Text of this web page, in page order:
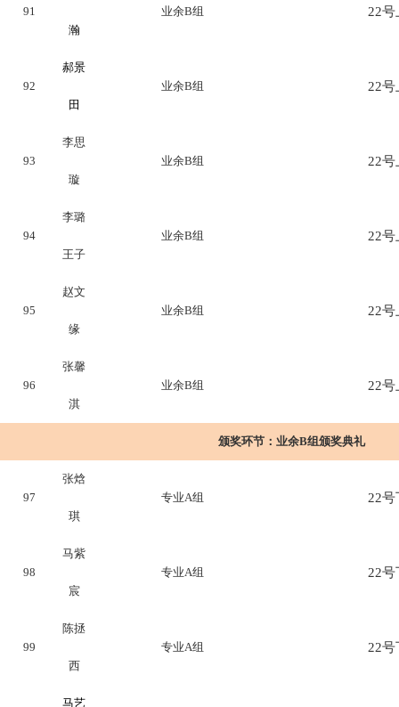
91
瀚
业余B组 22号
92
郝景
田
业余B组 22号
93
李思
璇
业余B组 22号
94
李璐
王子
业余B组 22号
95
赵文
缘
业余B组 22号
96
张馨
淇
业余B组 22号
颁奖环节： 业余B组颁奖典礼
97
张焓
琪
专业A组 22号
98
马紫
宸
专业A组 22号
99
陈拯
西
专业A组 22号
马艺